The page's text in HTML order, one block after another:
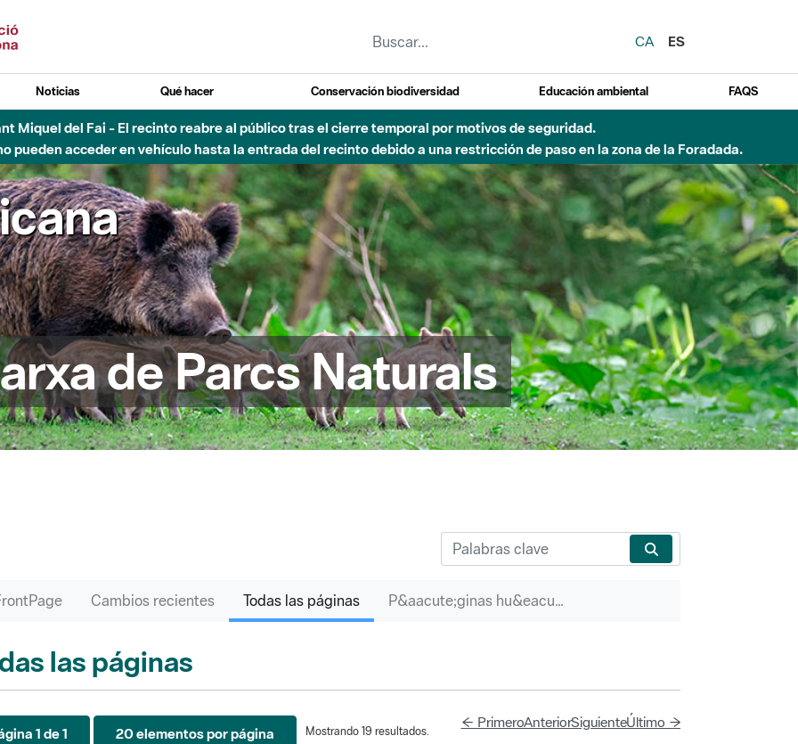
CA
ES
Noticias Qué hacer Conservación biodiversidad Educación ambiental FAQS
Miquel del Fai - El recinto reabre al público tras el cierre temporal por motivos de seguridad.
pueden acceder en vehículo hasta la entrada del recinto debido a una restricción de paso en la zona de la Foradada.
de Parcs Naturals
Cambios recientes Todas las páginas P&aacute;ginas hu&eacute;rfanas
las páginas
1 de 1 20 elementos por página Mostrando 19 resultados.
← PrimeroAnteriorSiguienteÚltimo →